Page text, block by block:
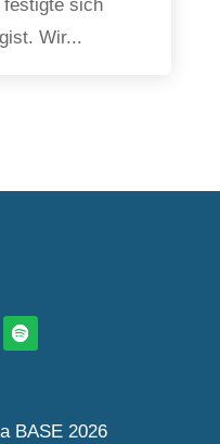
festigte sich
Wir...
BASE 2026